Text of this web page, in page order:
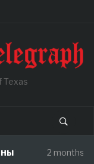
Texas
2 months